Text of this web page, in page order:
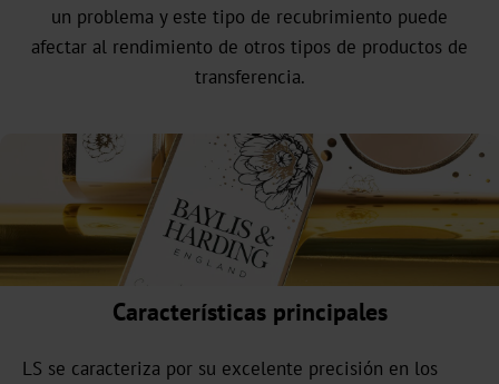
Sostenibilidad
Producción
sostenible
Cumplimiento
Reciclaje
Innovación
Carrera
un problema y este tipo de recubrimiento puede
afectar al rendimiento de otros tipos de productos de
transferencia.
Características principales
LS se caracteriza por su excelente precisión en los